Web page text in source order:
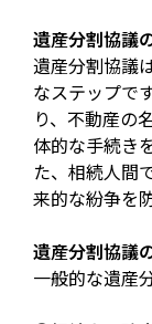
遺産分割協議
遺産分割協議
なステップで
り、不動産の
体的な手続き
た、相続人間
来的な紛争を
遺産分割協議
一般的な遺産